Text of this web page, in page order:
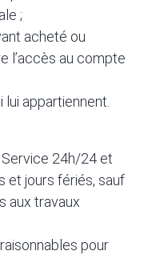
;
acheté ou
l’accès au compte
lui appartiennent.
Service 24h/24 et
et jours fériés, sauf
aux travaux
pour